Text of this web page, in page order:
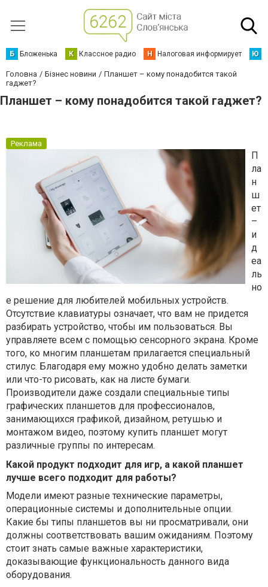
Б Бложенька К Классное радио Н Налоговая информирует Ю
Головна Бізнес новини
Планшет – кому понадобится такой
гаджет?
Планшет – кому понадобится такой гаджет?
Реклама
П
ла
н
ш
ет
–
и
д
еа
ль
но
е решение для любителей мобильных устройств.
Отсутствие клавиатуры означает, что вам не придется
разбирать устройство, чтобы им пользоваться. Вы
управляете всем с помощью сенсорного экрана. Кроме
того, ко многим планшетам прилагается специальный
стилус. Благодаря ему можно удобно делать заметки
или что-то рисовать, как на листе бумаги.
Производители даже создали специальные типы
графических планшетов для профессионалов,
занимающихся графикой, дизайном, ретушью и
монтажом видео, поэтому купить планшет могут
различные группы по интересам.
Какой продукт подходит для игр, а какой планшет
лучше всего подходит для работы?
Модели имеют разные технические параметры,
операционные системы и дополнительные опции.
Какие бы типы планшетов вы ни просматривали, они
должны соответствовать вашим ожиданиям. Поэтому
стоит знать самые важные характеристики,
доказывающие функциональность данного вида
оборудования.